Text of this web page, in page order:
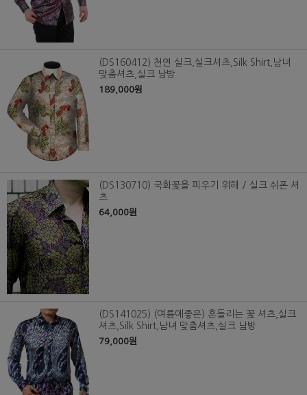
(DS160412) 천연 실크,실크셔츠,Silk Shirt,남녀
맞춤셔츠,실크 남방
189,000원
(DS130710) 국화꽃을 피우기 위해 / 실크 쉬폰 셔
츠
64,000원
(DS141025) (여름에좋은) 흔들리는 꽃 셔츠,실크
셔츠,Silk Shirt,남녀 맞춤셔츠,실크 남방
79,000원